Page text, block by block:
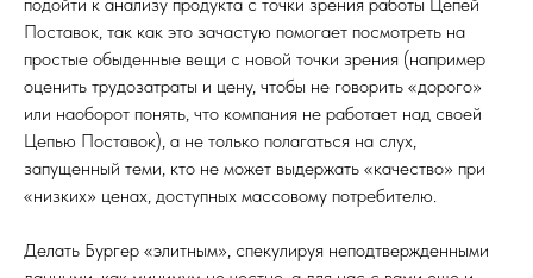
Поставок, так как это зачастую помогает посмотреть на
простые обыденные вещи с новой точки зрения (например
оценить трудозатраты и цену, чтобы не говорить «дорого»
или наоборот понять, что компания не работает над своей
Цепью Поставок), а не только полагаться на слух,
запущенный теми, кто не может выдержать «качество» при
«низких» ценах, доступных массовому потребителю.
Делать Бургер «элитным», спекулируя неподтвержденными